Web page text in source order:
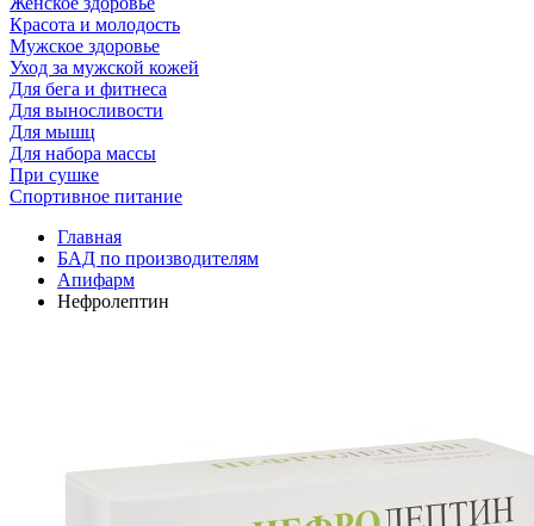
Красота и молодость
Мужское здоровье
Уход за мужской кожей
Для бега и фитнеса
Для выносливости
Для мышц
Для набора массы
При сушке
Спортивное питание
Главная
БАД по производителям
Апифарм
Нефролептин